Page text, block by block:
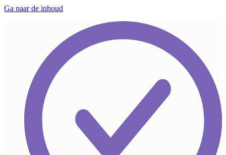
Ga naar de inhoud